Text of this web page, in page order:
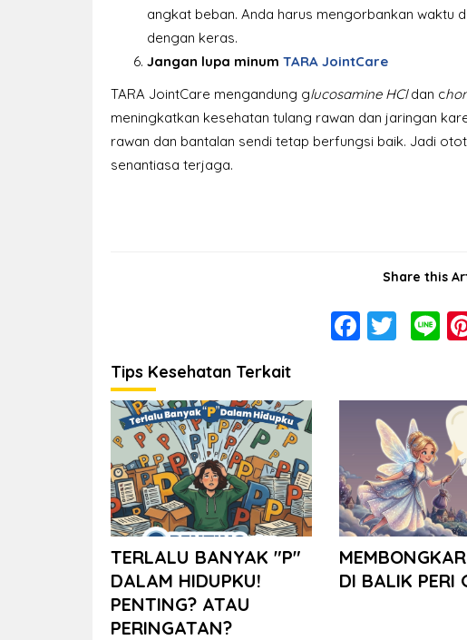
angkat beban. Anda harus mengorbankan waktu
dengan keras.
Jangan lupa minum TARA JointCare
TARA JointCare mengandung glucosamine HCldan c
meningkatkan kesehatan tulang rawan dan jaringan
rawan dan bantalan sendi tetap berfungsi baik. Jadi
senantiasa terjaga.
Share this
Tips Kesehatan Terkait
TERLALU BANYAK "P"
DALAM HIDUPKU!
PENTING? ATAU
PERINGATAN?
DI BALIK PERI